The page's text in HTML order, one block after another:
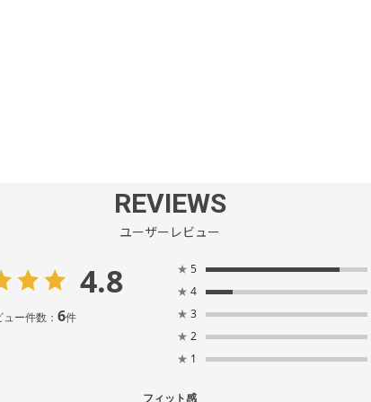
REVIEWS
ユーザーレビュー
4.8
ュー件数： 6件
★ 5
★ 4
★ 3
★ 2
★ 1
フィット感